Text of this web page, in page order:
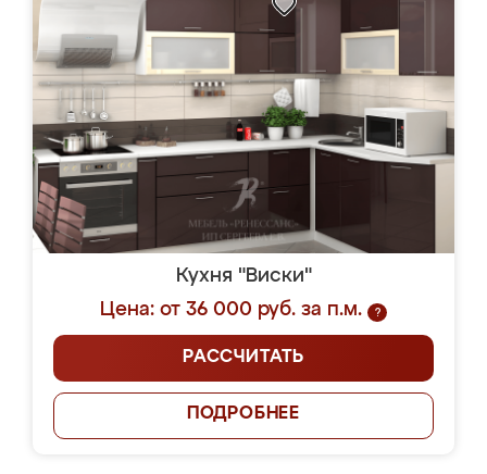
Кухня "Виски"
Цена: от 36 000 руб. за п.м.
?
РАССЧИТАТЬ
ПОДРОБНЕЕ